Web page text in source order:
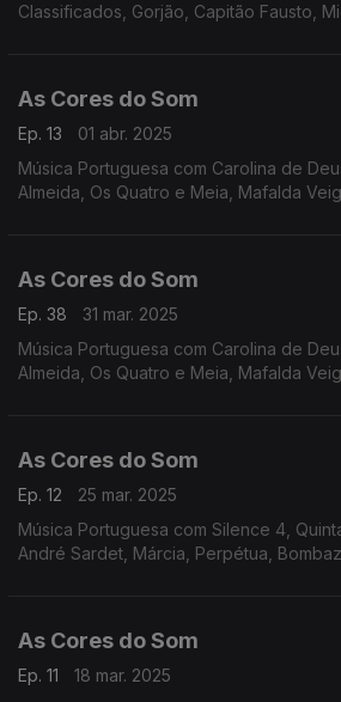
Classificados, Gorjão, Capitão Fausto,
As Cores do Som
Ep. 13
01 abr. 2025
Música Portuguesa com Carolina de
Almeida, Os Quatro e Meia, Mafalda
As Cores do Som
Ep. 38
31 mar. 2025
Música Portuguesa com Carolina de
Almeida, Os Quatro e Meia, Mafalda
As Cores do Som
Ep. 12
25 mar. 2025
Música Portuguesa com Silence 4,
André Sardet, Márcia, Perpétua,
As Cores do Som
Ep. 11
18 mar. 2025